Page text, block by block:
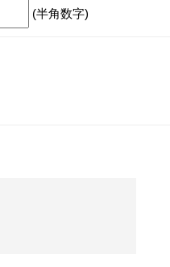
(半角数字)